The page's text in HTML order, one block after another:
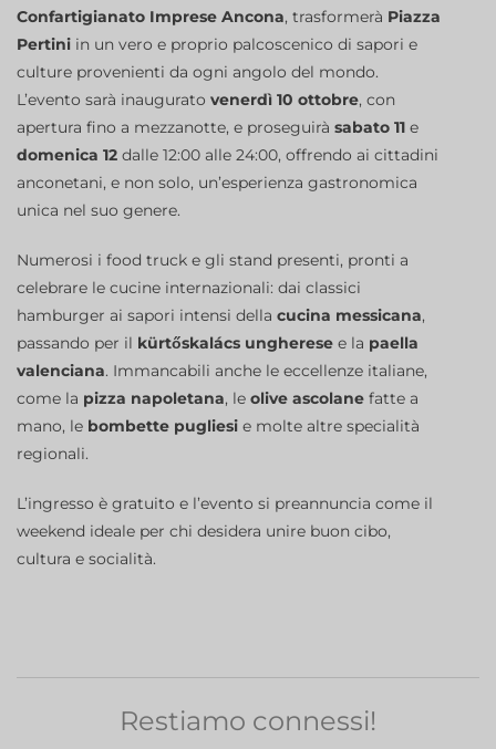
Confartigianato Imprese Ancona, trasformerà Piazza
Pertini in un vero e proprio palcoscenico di sapori e
culture provenienti da ogni angolo del mondo.
L’evento sarà inaugurato venerdì 10 ottobre, con
apertura fino a mezzanotte, e proseguirà sabato 11 e
domenica 12 dalle 12:00 alle 24:00, offrendo ai cittadini
anconetani, e non solo, un’esperienza gastronomica
unica nel suo genere.
Numerosi i food truck e gli stand presenti, pronti a
celebrare le cucine internazionali: dai classici
hamburger ai sapori intensi della cucina messicana,
passando per il kürtőskalács ungherese e la paella
valenciana. Immancabili anche le eccellenze italiane,
come la pizza napoletana, le olive ascolane fatte a
mano, le bombette pugliesi e molte altre specialità
regionali.
L’ingresso è gratuito e l’evento si preannuncia come il
weekend ideale per chi desidera unire buon cibo,
cultura e socialità.
Restiamo connessi!